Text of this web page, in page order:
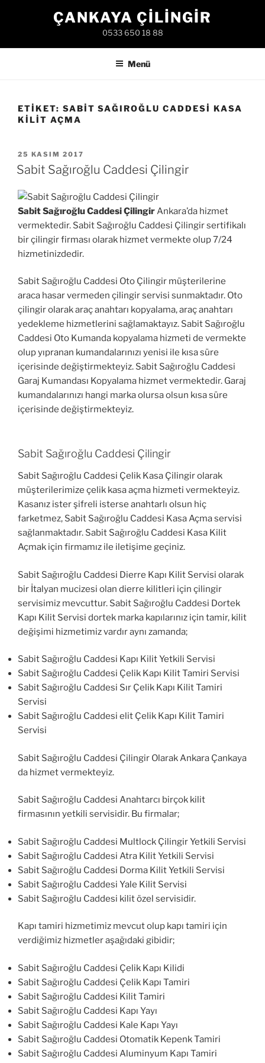
ÇANKAYA ÇILINGIR
0533 650 18 88
Menü
ETIKET: SABIT SAĞIROĞLU CADDESI KASA
KILIT AÇMA
YAYIM
TARIHI
25 KASIM 2017
Sabit Sağıroğlu Caddesi Çilingir
Sabit Sağıroğlu Caddesi ÇilingirAnkara’da hizmet
vermektedir. Sabit Sağıroğlu Caddesi Çilingir sertifikalı
bir çilingir firması olarak hizmet vermekte olup 7/24
hizmetinizdedir.
Sabit Sağıroğlu Caddesi Oto Çilingir müşterilerine
araca hasar vermeden çilingir servisi sunmaktadır. Oto
çilingir olarak araç anahtarı kopyalama, araç anahtarı
yedekleme hizmetlerini sağlamaktayız. Sabit Sağıroğlu
Caddesi Oto Kumanda kopyalama hizmeti de vermekte
olup yıpranan kumandalarınızı yenisi ile kısa süre
içerisinde değiştirmekteyiz. Sabit Sağıroğlu Caddesi
Garaj Kumandası Kopyalama hizmet vermektedir. Garaj
kumandalarınızı hangi marka olursa olsun kısa süre
içerisinde değiştirmekteyiz.
Sabit Sağıroğlu Caddesi Çilingir
Sabit Sağıroğlu Caddesi Çelik Kasa Çilingir olarak
müşterilerimize çelik kasa açma hizmeti vermekteyiz.
Kasanız ister şifreli isterse anahtarlı olsun hiç
farketmez, Sabit Sağıroğlu Caddesi Kasa Açma servisi
sağlanmaktadır. Sabit Sağıroğlu Caddesi Kasa Kilit
Açmak için firmamız ile iletişime geçiniz.
Sabit Sağıroğlu Caddesi Dierre Kapı Kilit Servisi olarak
bir İtalyan mucizesi olan dierre kilitleri için çilingir
servisimiz mevcuttur. Sabit Sağıroğlu Caddesi Dortek
Kapı Kilit Servisi dortek marka kapılarınız için tamir, kilit
değişimi hizmetimiz vardır aynı zamanda;
Sabit Sağıroğlu Caddesi Kapı Kilit Yetkili Servisi
Sabit Sağıroğlu Caddesi Çelik Kapı Kilit Tamiri Servisi
Sabit Sağıroğlu Caddesi Sır Çelik Kapı Kilit Tamiri
Servisi
Sabit Sağıroğlu Caddesi elit Çelik Kapı Kilit Tamiri
Servisi
Sabit Sağıroğlu Caddesi Çilingir Olarak Ankara Çankaya
da hizmet vermekteyiz.
Sabit Sağıroğlu Caddesi Anahtarcı birçok kilit
firmasının yetkili servisidir. Bu firmalar;
Sabit Sağıroğlu Caddesi Multlock Çilingir Yetkili Servisi
Sabit Sağıroğlu Caddesi Atra Kilit Yetkili Servisi
Sabit Sağıroğlu Caddesi Dorma Kilit Yetkili Servisi
Sabit Sağıroğlu Caddesi Yale Kilit Servisi
Sabit Sağıroğlu Caddesi kilit özel servisidir.
Kapı tamiri hizmetimiz mevcut olup kapı tamiri için
verdiğimiz hizmetler aşağıdaki gibidir;
Sabit Sağıroğlu Caddesi Çelik Kapı Kilidi
Sabit Sağıroğlu Caddesi Çelik Kapı Tamiri
Sabit Sağıroğlu Caddesi Kilit Tamiri
Sabit Sağıroğlu Caddesi Kapı Yayı
Sabit Sağıroğlu Caddesi Kale Kapı Yayı
Sabit Sağıroğlu Caddesi Otomatik Kepenk Tamiri
Sabit Sağıroğlu Caddesi Aluminyum Kapı Tamiri